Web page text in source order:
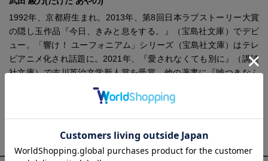
1992年、京都府生まれ。2013年、第8回日本ラブストーリー大賞
の隠し玉作品『今日、きみと息をする。』（宝島社文庫）でデビ
ュー。「響け！ ユーフォニアム」シリーズ（宝島社文庫）はテレ
ビアニメ化され話題に。2021年、『愛されなくても別に』（講談
社文庫）で吉川英治文学新人賞を受賞。他の著書に『嘘つきなふ
たり』（KADOKAWA）、「君と漕ぐ」シリーズ（新潮文庫
nex）、『なんやかんや日記 京都と猫と本のこと』（小学館）、